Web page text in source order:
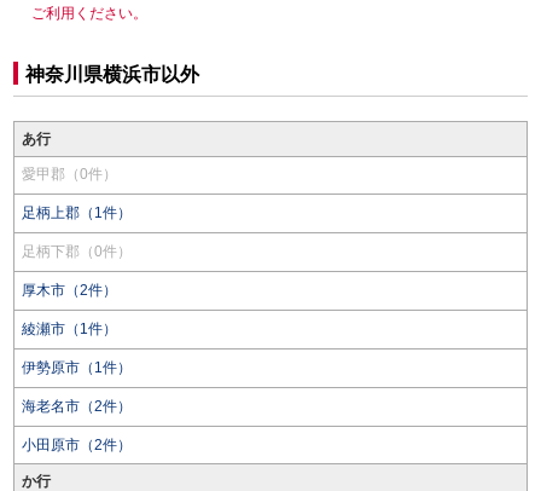
ご利用ください。
神奈川県横浜市以外
あ行
愛甲郡（0件）
足柄上郡（1件）
足柄下郡（0件）
厚木市（2件）
綾瀬市（1件）
伊勢原市（1件）
海老名市（2件）
小田原市（2件）
か行